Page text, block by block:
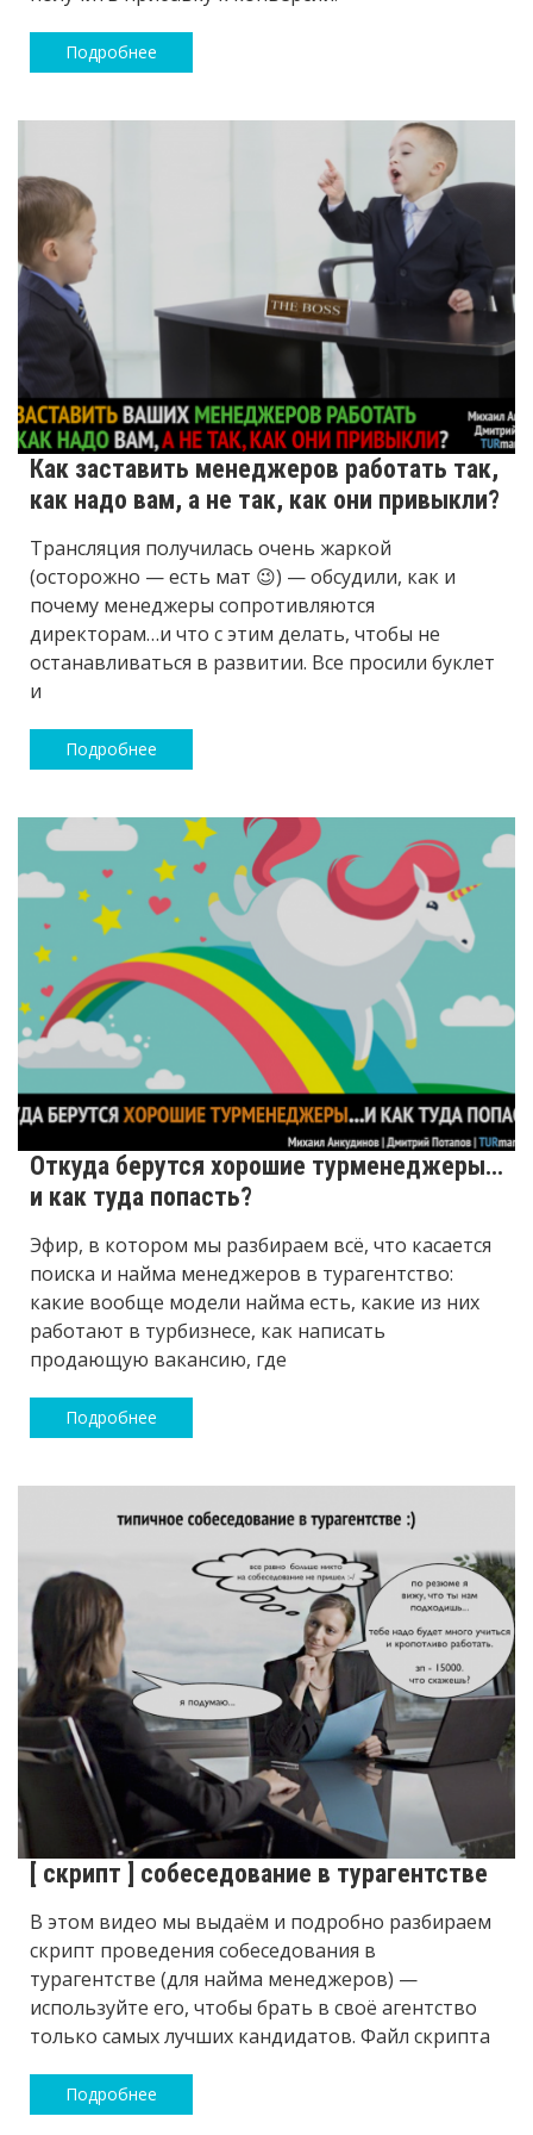
Подробнее
Как заставить менеджеров работать так,
как надо вам, а не так, как они привыкли?
Трансляция получилась очень жаркой
(осторожно — есть мат 😉) — обсудили, как и
почему менеджеры сопротивляются
директорам…и что с этим делать, чтобы не
останавливаться в развитии. Все просили буклет
и
Подробнее
Откуда берутся хорошие турменеджеры…
и как туда попасть?
Эфир, в котором мы разбираем всё, что касается
поиска и найма менеджеров в турагентство:
какие вообще модели найма есть, какие из них
работают в турбизнесе, как написать
продающую вакансию, где
Подробнее
[ скрипт ] собеседование в турагентстве
В этом видео мы выдаём и подробно разбираем
скрипт проведения собеседования в
турагентстве (для найма менеджеров) —
используйте его, чтобы брать в своё агентство
только самых лучших кандидатов. Файл скрипта
Подробнее